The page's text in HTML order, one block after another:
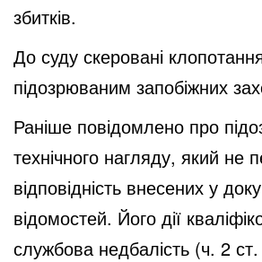
збитків.
До суду скеровані
підозрюваним запобіжних
Раніше повідомлено про
технічного нагляду, який не
відповідність внесених у
відомостей. Його дії
службова недбалість (ч. 2